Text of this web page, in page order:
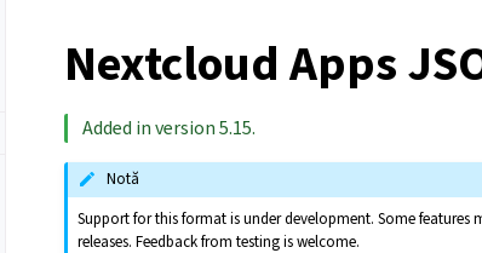
Nextcloud Apps
Added in version 5.15.
Notă
Support for this format is under development. Some
releases. Feedback from testing is welcome.